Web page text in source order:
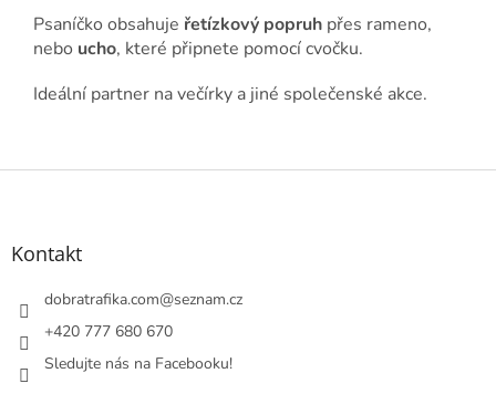
Psaníčko obsahuje řetízkový popruh přes rameno,
nebo ucho, které připnete pomocí cvočku.
Ideální partner na večírky a jiné společenské akce.
Z
Kontakt
dobratrafika.com@seznam.cz
+420 777 680 670
Sledujte nás na Facebooku!